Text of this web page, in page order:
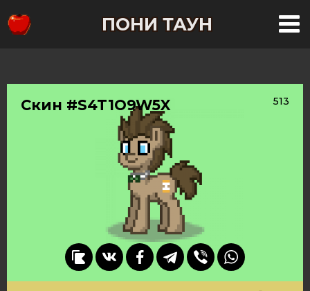
ПОНИ ТАУН
Скин #S4T1O9W5X 513